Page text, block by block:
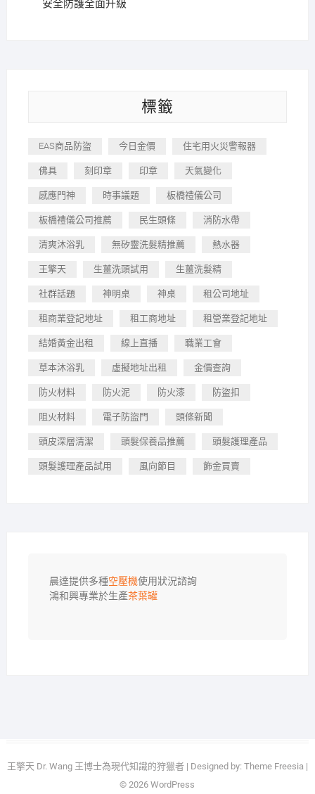
安全防護全面升級
標籤
EAS商品防盜 今日金價 住宅用火災警報器
佛具 刻印章 印章 天氣變化
感應門神 時事議題 板橋禮儀公司
板橋禮儀公司推薦 民生頭條 消防水帶
清爽沐浴乳 無矽靈洗髮精推薦 熱水器
王擎天 生薑洗頭試用 生薑洗髮精
社群話題 神明桌 神桌 租公司地址
租商業登記地址 租工商地址 租營業登記地址
結婚黃金出租 線上直播 職業工會
草本沐浴乳 虛擬地址出租 金價查詢
防火材料 防火泥 防火漆 防盜扣
阻火材料 電子防盜門 頭條新聞
頭皮深層清潔 頭髮保養品推薦 頭髮護理產品
頭髮護理產品試用 風向節目 飾金買賣
晨達提供多種空壓機使用狀況諮詢
鴻和興專業於生產茶葉罐
王擎天 Dr. Wang 王博士為現代知識的狩獵者| Designed by: Theme Freesia|
© 2026WordPress